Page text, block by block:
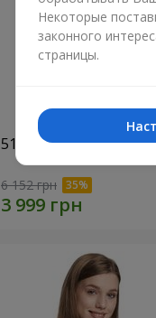
51 розовая роза
6 152 грн
Некоторые
законного
страницы.